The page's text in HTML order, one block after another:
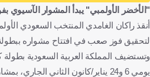
قيرغستان تحت 23
كأس آسيا تحت 23
المملكة العربية السعودية
قيرغيزستان
"الأخضر الأولمبي" يبدأ المشوار الآسيوي
أنقذ راكان الغامدي المنتخب السعودي
لتحقيق فوز صعب في افتتاح مشواره ببطولة
يومي 6 و24 يناير/كانون الثاني الجاري، بمشاركة 16 منتخبًا.